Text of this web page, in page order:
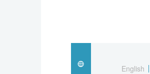
スポーツ・東京2020English